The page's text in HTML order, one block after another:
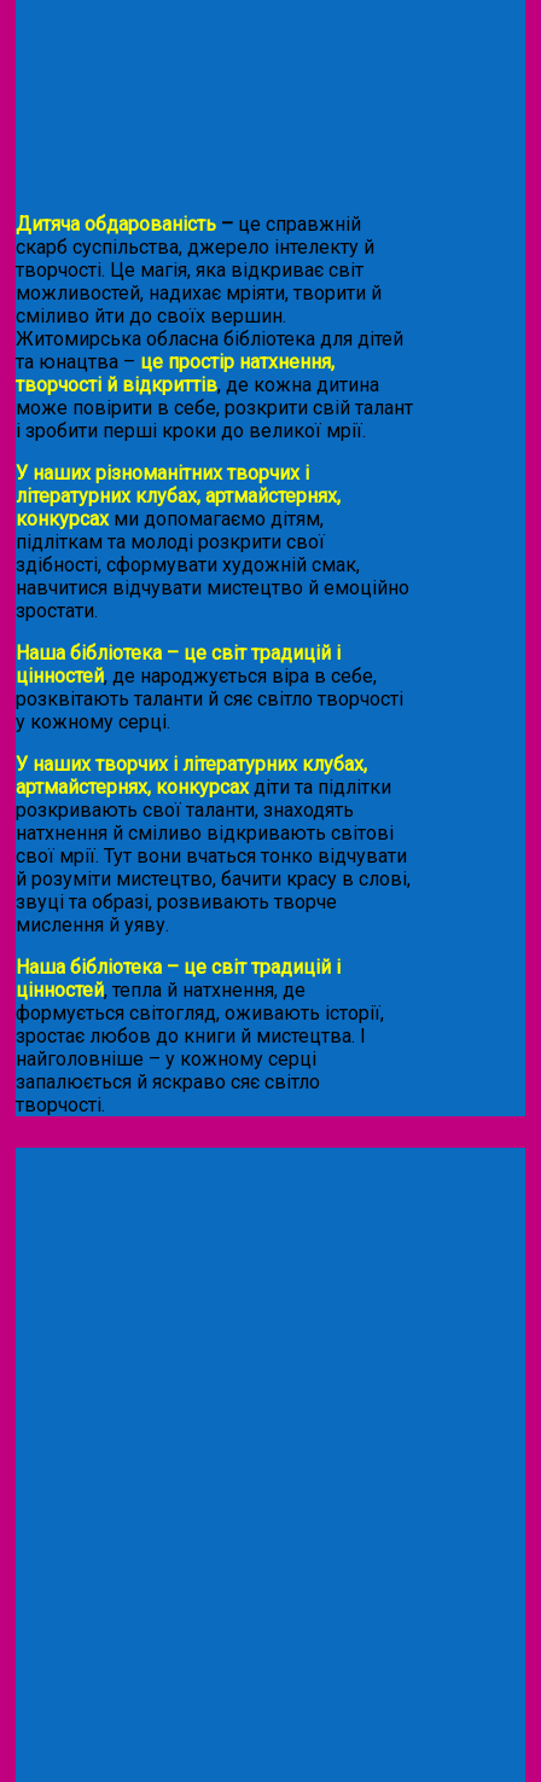
Дитяча обдарованість – це справжній
скарб суспільства, джерело інтелекту й
творчості. Це магія, яка відкриває світ
можливостей, надихає мріяти, творити й
сміливо йти до своїх вершин.
Житомирська обласна бібліотека для дітей
та юнацтва – це простір натхнення,
творчості й відкриттів, де кожна дитина
може повірити в себе, розкрити свій талант
і зробити перші кроки до великої мрії.
У наших різноманітних творчих і
літературних клубах, артмайстернях,
конкурсахми допомагаємо дітям,
підліткам та молоді розкрити свої
здібності, сформувати художній смак,
навчитися відчувати мистецтво й емоційно
зростати.
Наша бібліотека – це світ традицій і
цінностей, де народжується віра в себе,
розквітають таланти й сяє світло творчості
у кожному серці.
У наших творчих і літературних клубах,
артмайстернях, конкурсахдіти та підлітки
розкривають свої таланти, знаходять
натхнення й сміливо відкривають світові
свої мрії. Тут вони вчаться тонко відчувати
й розуміти мистецтво, бачити красу в слові,
звуці та образі, розвивають творче
мислення й уяву.
Наша бібліотека – це світ традицій і
цінностей, тепла й натхнення, де
формується світогляд, оживають історії,
зростає любов до книги й мистецтва. І
найголовніше – у кожному серці
запалюється й яскраво сяє світло
творчості.